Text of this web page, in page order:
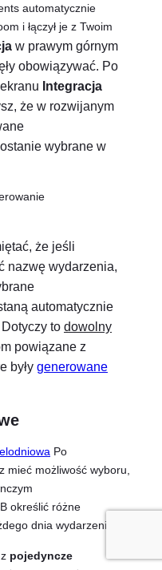
automatycznie
i łączył je z Twoim
w prawym górnym
obowiązywać. Po
Integracja
że w rozwijanym
wybrane w
że jeśli
nazwę wydarzenia,
automatycznie
to dowolny
powiązane z
były generowane
Po
mieć możliwość wyboru,
określić różne
dnia wydarzenia.
pojedyncze